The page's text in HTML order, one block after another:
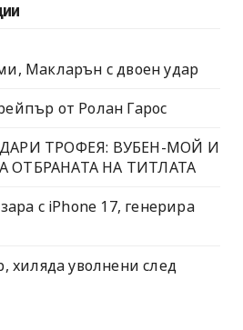
Макларън с двоен удар
от Ролан Гарос
ТРОФЕЯ: ВУБЕН-МОЙ И
ОТБРАНАТА НА ТИТЛАТА
с iPhone 17, генерира
хиляда уволнени след